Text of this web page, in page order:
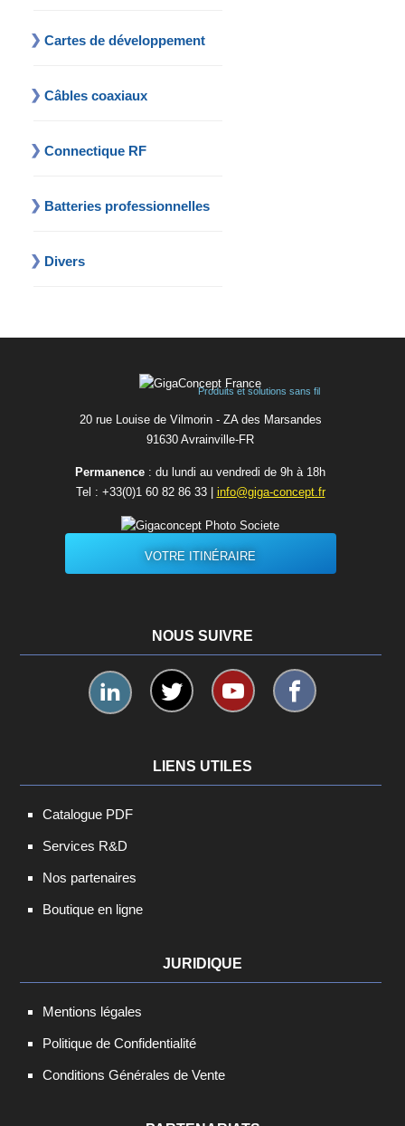
Cartes de développement
Câbles coaxiaux
Connectique RF
Batteries professionnelles
Divers
Produits et solutions sans fil
20 rue Louise de Vilmorin - ZA des Marsandes
91630 Avrainvilleㅤ-ㅤFR
Permanence : du lundi au vendredi de 9h à 18h
Tel : +33(0)1 60 82 86 33| info@giga-concept.fr
VOTRE ITINÉRAIRE
NOUS SUIVRE
LIENS UTILES
Catalogue PDF
Services R&D
Nos partenaires
Boutique en ligne
JURIDIQUE
Mentions légales
Politique de Confidentialité
Conditions Générales de Vente